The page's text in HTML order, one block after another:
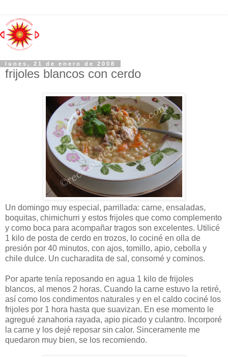
lunes, 21 de enero de 2008
frijoles blancos con cerdo
Un domingo muy especial, parrillada: carne, ensaladas,
boquitas, chimichurri y estos frijoles que como complemento
y como boca para acompañar tragos son excelentes. Utilicé
1 kilo de posta de cerdo en trozos, lo cociné en olla de
presión por 40 minutos, con ajos, tomillo, apio, cebolla y
chile dulce. Un cucharadita de sal, consomé y cominos.
Por aparte tenía reposando en agua 1 kilo de frijoles
blancos, al menos 2 horas. Cuando la carne estuvo la retiré,
así como los condimentos naturales y en el caldo cociné los
frijoles por 1 hora hasta que suavizan. En ese momento le
agregué zanahoria rayada, apio picado y culantro. Incorporé
la carne y los dejé reposar sin calor. Sinceramente me
quedaron muy bien, se los recomiendo.